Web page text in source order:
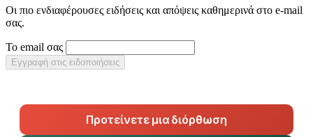
Οι πιο ενδιαφέρουσες ειδήσεις και απόψεις καθημερινά στο e-mail
σας.
Το email σας
Εγγραφή στις ειδοποιήσεις
Προτείνετε μια διόρθωση